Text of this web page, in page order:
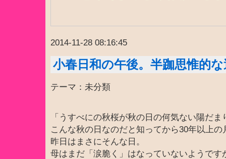
2014-11-28 08:16:45
小春日和の午後。半跏思惟的
テーマ：未分類
「うすべにの秋桜が秋の日の何気ない陽だ
こんな秋の日なのだと知ってから30年以上
昨日はまさにそんな日。
母はまだ「涙脆く」はなっていないようで